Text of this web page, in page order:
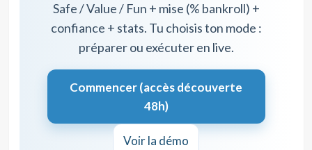
Safe / Value / Fun + mise (% bankroll) +
confiance + stats. Tu choisis ton mode :
préparer ou exécuter en live.
Commencer (accès découverte
48h)
Voir la démo